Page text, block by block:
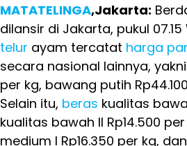
MATATELINGA,Jakarta:
dilansir di Jakarta, pukul
telur ayam tercatat harga
secara nasional lainnya,
per kg, bawang putih
Selain itu, beras kualitas
kualitas bawah II Rp14.500
medium I Rp16.350 per kg, dan